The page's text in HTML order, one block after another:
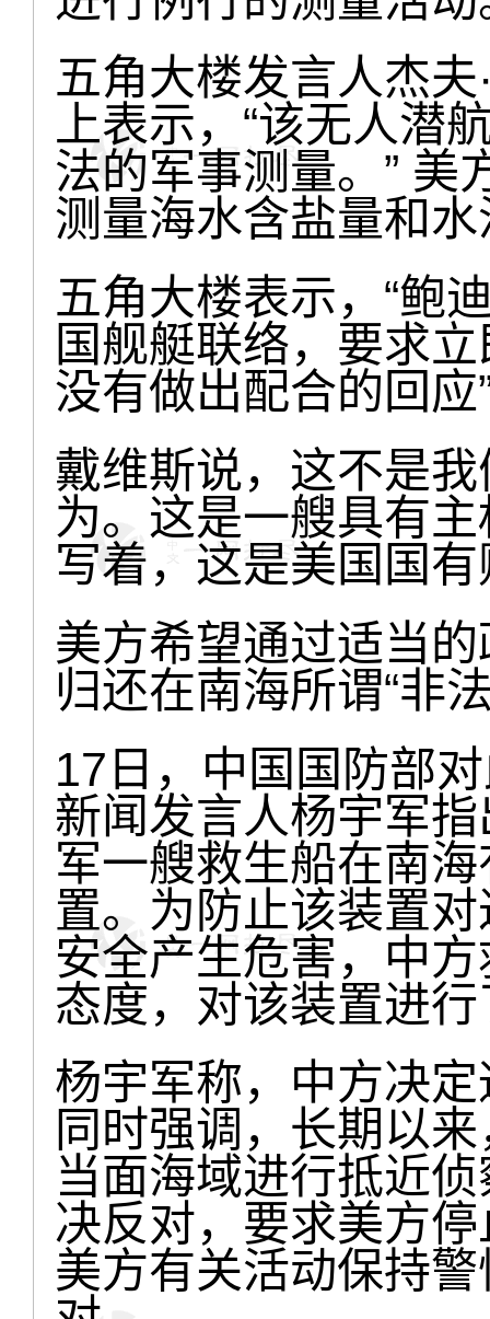
五角大楼发言人杰
上表示，“该无人潜
法的军事测量。” 美
测量海水含盐量和
五角大楼表示，“鲍
国舰艇联络，要求
没有做出配合的回应
戴维斯说，这不是
为。这是一艘具有
写着，这是美国国
美方希望通过适当
归还在南海所谓“非
17日，中国国防部
新闻发言人杨宇军
军一艘救生船在南
置。为防止该装置
安全产生危害，中
态度，对该装置进
杨宇军称，中方决
同时强调，长期以
当面海域进行抵近
决反对，要求美方
美方有关活动保持